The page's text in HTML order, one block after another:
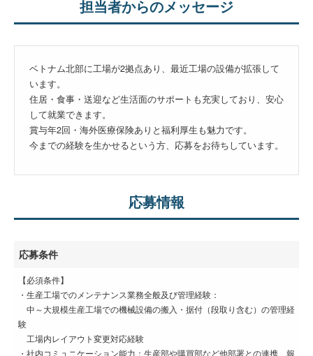
担当者からのメッセージ
ベトナム北部に工場が2拠点あり、最近工場の設備が拡張して
います。
住居・食事・送迎など生活面のサポートも充実しており、安心
して就業できます。
賞与年2回・海外医療保険ありと福利厚生も魅力です。
今までの経験を生かせるという方、応募をお待ちしています。
応募情報
応募条件
【必須条件】
・生産工場でのメンテナンス業務全般及び管理経験：
中～大規模生産工場での機械設備の搬入・据付（段取り含む）の管理経
験
工場内レイアウト変更対応経験
・社内コミュニケーション能力：生産部や購買部など他部署との連携、報